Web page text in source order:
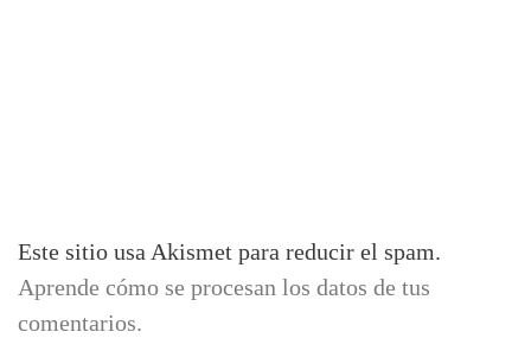
Este sitio usa Akismet para reducir el spam.
Aprende cómo se procesan los datos de tus
comentarios.